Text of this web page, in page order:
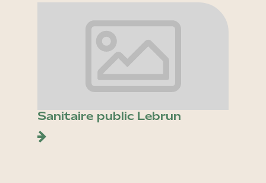
Sanitaire public Lebrun